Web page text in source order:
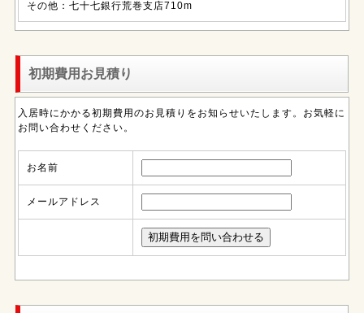
その他：七十七銀行荒巻支店710m
初期費用お見積り
入居時にかかる初期費用のお見積りをお知らせいたします。お気軽に
お問い合わせください。
お名前
メールアドレス